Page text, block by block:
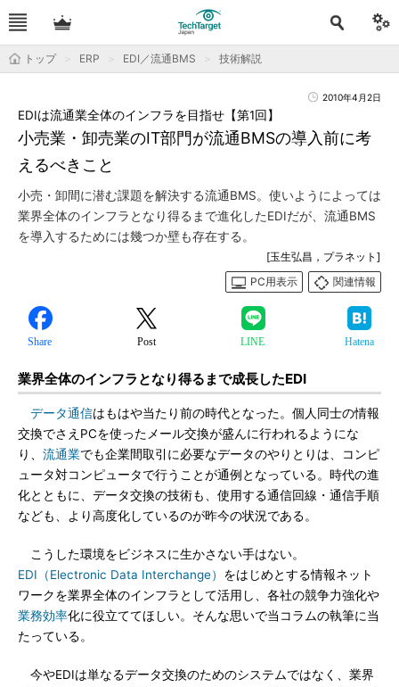
トップ ERP EDI／流通BMS 技術解説
2010年4月2日
小売業・卸売業のIT部門が流通BMSの導入前に考
えるべきこと
EDIは流通業全体のインフラを目指せ【第1回】
小売・卸間に潜む課題を解決する流通BMS。使いようによっては
業界全体のインフラとなり得るまで進化したEDIだが、流通BMS
を導入するためには幾つか壁も存在する。
[玉生弘昌，プラネット]
PC用表示
関連情報
Share Post LINE Hatena
業界全体のインフラとなり得るまで成長したEDI
データ通信はもはや当たり前の時代となった。個人同士の情報
交換でさえPCを使ったメール交換が盛んに行われるようにな
り、 流通業でも企業間取引に必要なデータのやりとりは、コンピ
ュータ対コンピュータで行うことが通例となっている。時代の進
化とともに、データ交換の技術も、使用する通信回線・通信手順
なども、より高度化しているのが昨今の状況である。
こうした環境をビジネスに生かさない手はない。
EDI（Electronic Data Interchange） をはじめとする情報ネット
ワークを業界全体のインフラとして活用し、各社の競争力強化や
業務効率化に役立ててほしい。そんな思いで当コラムの執筆に当
たっている。
今やEDIは単なるデータ交換のためのシステムではなく、業界